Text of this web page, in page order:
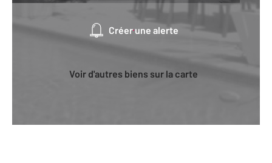
Créer une alerte
Voir d'autres biens sur la carte